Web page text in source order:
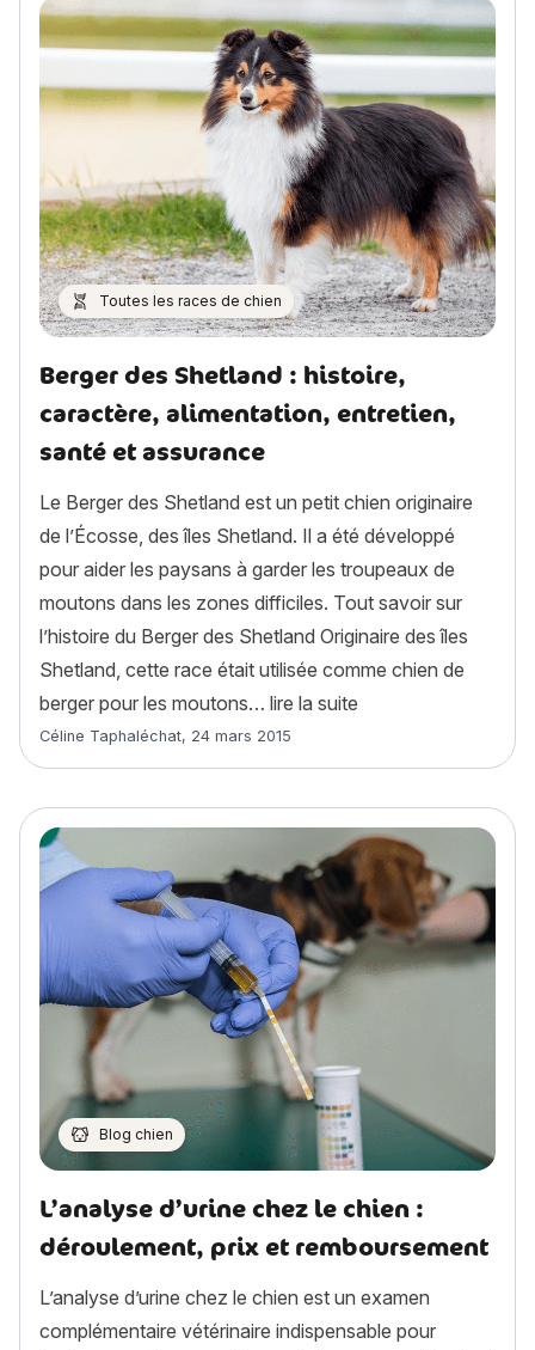
Toutes les races de chien
Berger des Shetland : histoire,
caractère, alimentation, entretien,
santé et assurance
Le Berger des Shetland est un petit chien originaire
de l’Écosse, des îles Shetland. Il a été développé
pour aider les paysans à garder les troupeaux de
moutons dans les zones difficiles. Tout savoir sur
l’histoire du Berger des Shetland Originaire des îles
Shetland, cette race était utilisée comme chien de
berger pour les moutons… lire la suite
Article rédigé par
Céline Taphaléchat, 24 mars 2015
Blog chien
L’analyse d’urine chez le chien :
déroulement, prix et remboursement
L’analyse d’urine chez le chien est un examen
complémentaire vétérinaire indispensable pour